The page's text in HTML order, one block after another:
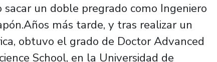
un doble pregrado como Ingeniero
más tarde, y tras realizar un
obtuvo el grado de Doctor Advanced
School, en la Universidad de